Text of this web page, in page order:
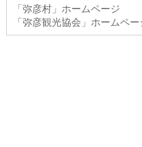
「弥彦村」ホームページ
「弥彦観光協会」ホームペー